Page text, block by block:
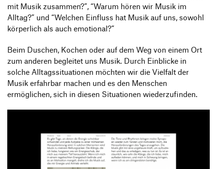
mit Musik zusammen?”, “Warum hören wir Musik im
Alltag?” und “Welchen Einfluss hat Musik auf uns, sowohl
körperlich als auch emotional?”
Beim Duschen, Kochen oder auf dem Weg von einem Ort
zum anderen begleitet uns Musik. Durch Einblicke in
solche Alltagssituationen möchten wir die Vielfalt der
Musik erfahrbar machen und es den Menschen
ermöglichen, sich in diesen Situationen wiederzufinden.